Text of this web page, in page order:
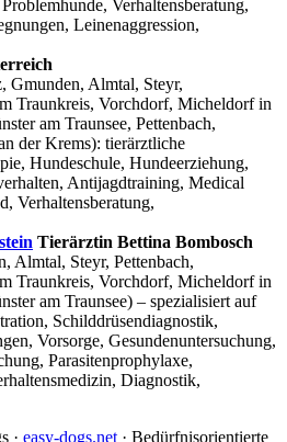
Verhaltensberatung,
Leinenaggression,
Gmunden, Almtal, Steyr,
Traunkreis, Vorchdorf, Micheldorf in
am Traunsee, Pettenbach,
der Krems): tierärztliche
Hundeschule, Hundeerziehung,
Antijagdtraining, Medical
Verhaltensberatung,
Tierärztin Bettina Bombosch
Almtal, Steyr, Pettenbach,
Traunkreis, Vorchdorf, Micheldorf in
am Traunsee) – spezialisiert auf
Schilddrüsendiagnostik,
Vorsorge, Gesundenuntersuchung,
Parasitenprophylaxe,
Diagnostik,
· easy-dogs.net · Bedürfnisorientierte